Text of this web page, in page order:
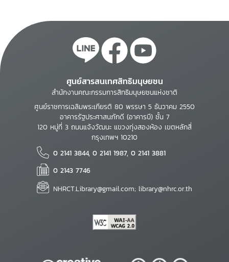
ศูนย์สารสนเทศสิทธิมนุษยชน
สำนักงานคณะกรรมการสิทธิมนุษยชนแห่งชาติ
ศูนย์ราชการเฉลิมพระเกียรติ 80 พรรษา 5 ธันวาคม 2550
อาคารรัฐประศาสนภักดี (อาคารบี) ชั้น 7
120 หมู่ที่ 3 ถนนแจ้งวัฒนะ แขวงทุ่งสองห้อง เขตหลักสี่
กรุงเทพฯ 10210
0 2141 3844, 0 2141 1987, 0 2141 3881
0 2143 7746
NHRCT.Library@gmail.com; library@nhrc.or.th